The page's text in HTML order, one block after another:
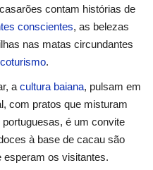
contam histórias de
conscientes, as belezas
nas matas circundantes
.
acultura baiana, pulsam em
com pratos que misturam
é um convite
à base de cacau são
esperam os visitantes.